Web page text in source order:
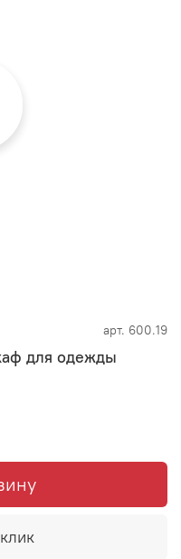
арт. 600.19
для одежды